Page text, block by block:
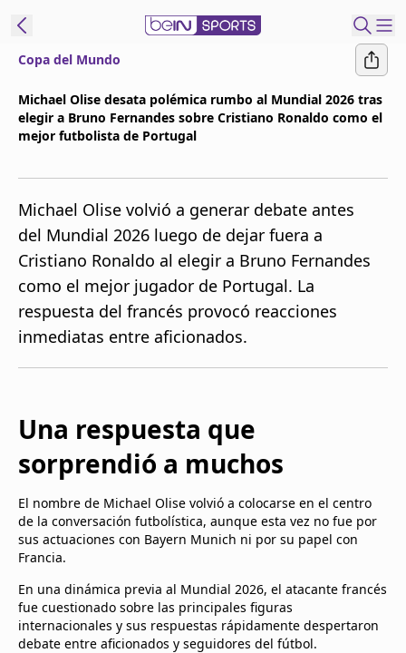
Language
ENES
beIN XTRA
Administrar
notificaciones
Programación
Contáctanos
Copa del Mundo
Michael Olise desata polémica rumbo al Mundial 2026 tras
elegir a Bruno Fernandes sobre Cristiano Ronaldo como el
mejor futbolista de Portugal
Michael Olise volvió a generar debate antes
del Mundial 2026 luego de dejar fuera a
Cristiano Ronaldo al elegir a Bruno Fernandes
como el mejor jugador de Portugal. La
respuesta del francés provocó reacciones
inmediatas entre aficionados.
Una respuesta que
sorprendió a muchos
El nombre de Michael Olise volvió a colocarse en el centro
de la conversación futbolística, aunque esta vez no fue por
sus actuaciones con Bayern Munich ni por su papel con
Francia.
En una dinámica previa al Mundial 2026, el atacante francés
fue cuestionado sobre las principales figuras
internacionales y sus respuestas rápidamente despertaron
debate entre aficionados y seguidores del fútbol.